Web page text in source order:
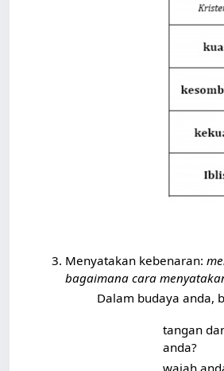
Menyatakan kebenaran:
bagaimana cara
Dalam budaya anda,
tangan
anda?
wajah